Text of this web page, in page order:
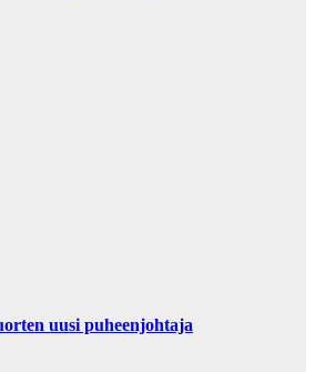
uusi puheenjohtaja